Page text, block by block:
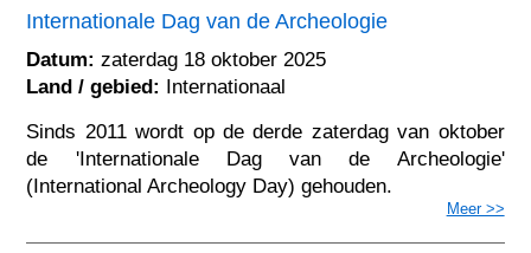
Internationale Dag van de Archeologie
Datum: zaterdag 18 oktober 2025
Land / gebied: Internationaal
Sinds 2011 wordt op de derde zaterdag van oktober
de 'Internationale Dag van de Archeologie'
(International Archeology Day) gehouden.
Meer >>